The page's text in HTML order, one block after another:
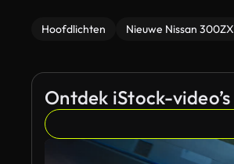
Hoofdlichten Nieuwe Nissan 300ZX
Ontdek iStock-video’s